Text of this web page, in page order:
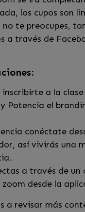
los cupos son
te preocupes,
a través de
inscribirte a la
y Potencia el
conéctate
así vivirás una
a través de un
desde la
a revisar más